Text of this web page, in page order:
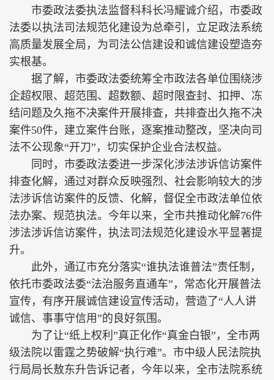
市委政法委执法监督科科长冯耀诚介绍，市委政
法委以执法司法规范化建设为总牵引，立足政法系统
高质量发展全局，为司法公信建设和诚信建设塑造夯
实根基。
据了解，市委政法委统筹全市政法各单位围绕涉
企超权限、超范围、超数额、超时限查封、扣押、冻
结问题及久拖不决案件开展排查，共排查出久拖不决
案件50件，建立案件台账，逐案推动整改，坚决向司
法不公现象“开刀”，切实保护企业合法权益。
同时，市委政法委进一步深化涉法涉诉信访案件
排查化解，通过对群众反映强烈、社会影响较大的涉
法涉诉信访案件的反馈、化解，督促全市政法单位依
法办案、规范执法。今年以来，全市共推动化解76件
涉法涉诉信访案件，执法司法规范化建设水平显著提
升。
此外，通辽市充分落实“谁执法谁普法”责任制，
依托市委政法委“法治服务直通车”，常态化开展普法
宣传，有序开展诚信建设宣传活动，营造了“人人讲
诚信、事事守信用”的良好氛围。
为了让“纸上权利”真正化作“真金白银”，全市两
级法院以雷霆之势破解“执行难”。市中级人民法院执
行局局长敖东升告诉记者，今年以来，全市法院系统